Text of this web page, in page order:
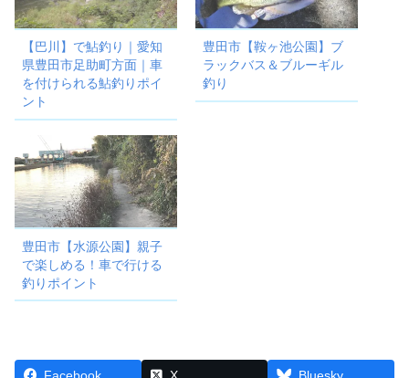
【巴川】で鮎釣り｜愛知
県豊田市足助町方面｜車
を付けられる鮎釣りポイ
ント
豊田市【鞍ヶ池公園】ブ
ラックバス＆ブルーギル
釣り
豊田市【水源公園】親子
で楽しめる！車で行ける
釣りポイント